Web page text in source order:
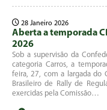
28 Janeiro 2026
Aberta a temporada
2026
Sob a supervisão da
categoria Carros, a
feira, 27, com a largada do
Brasileiro de Rally de
exercidas pela Comissão…